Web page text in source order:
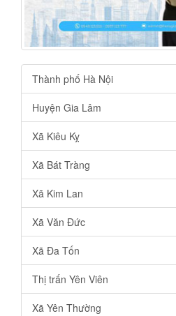
Thành phố Hà Nội
Huyện Gia Lâm
Xã Kiêu Kỵ
Xã Bát Tràng
Xã Kim Lan
Xã Văn Đức
Xã Đa Tốn
Thị trấn Yên Viên
Xã Yên Thường